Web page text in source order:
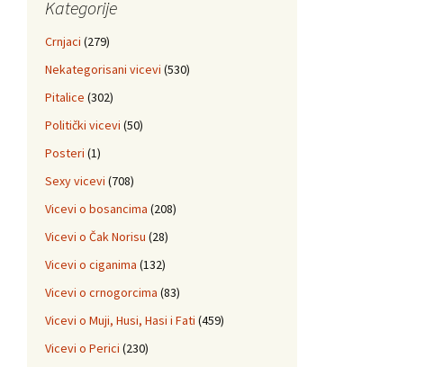
Kategorije
Crnjaci (279)
Nekategorisani vicevi (530)
Pitalice (302)
Politički vicevi (50)
Posteri (1)
Sexy vicevi (708)
Vicevi o bosancima (208)
Vicevi o Čak Norisu (28)
Vicevi o ciganima (132)
Vicevi o crnogorcima (83)
Vicevi o Muji, Husi, Hasi i Fati (459)
Vicevi o Perici (230)